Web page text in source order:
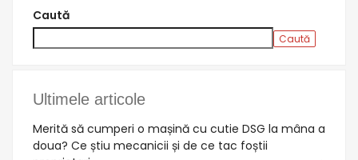
Caută
Caută
Ultimele articole
Merită să cumperi o mașină cu cutie DSG la mâna a
doua? Ce știu mecanicii și de ce tac foștii